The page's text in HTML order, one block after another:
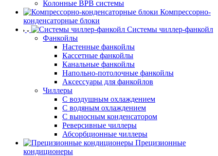
Колонные ВРВ системы
Компрессорно-
конденсаторные блоки
Системы чиллер-фанкойл
Фанкойлы
Настенные фанкойлы
Кассетные фанкойлы
Канальные фанкойлы
Напольно-потолочные фанкойлы
Аксессуары для фанкойлов
Чиллеры
С воздушным охлаждением
С водяным охлаждением
С выносным конденсатором
Реверсивные чиллеры
Абсорбционные чиллеры
Прецизионные
кондиционеры